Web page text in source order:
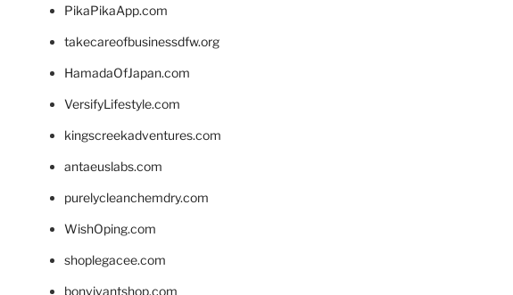
PikaPikaApp.com
takecareofbusinessdfw.org
HamadaOfJapan.com
VersifyLifestyle.com
kingscreekadventures.com
antaeuslabs.com
purelycleanchemdry.com
WishOping.com
shoplegacee.com
bonvivantshop.com